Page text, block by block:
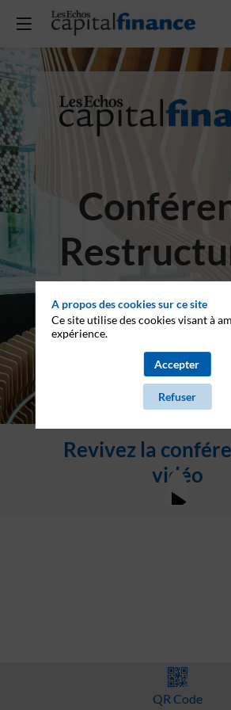
2023
Jeudi 19 octobre de 8h30 à
Revivez la
vidéo
QR Code
A propos des cookies sur ce site
Ce site utilise des cookies visant à
expérience.
Accepter
Refuser